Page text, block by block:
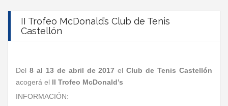
II Trofeo McDonald’s Club de Tenis
Castellón
Del 8 al 13 de abril de 2017 elClub de Tenis Castellón
acogerá el II Trofeo McDonald’s
INFORMACIÓN: